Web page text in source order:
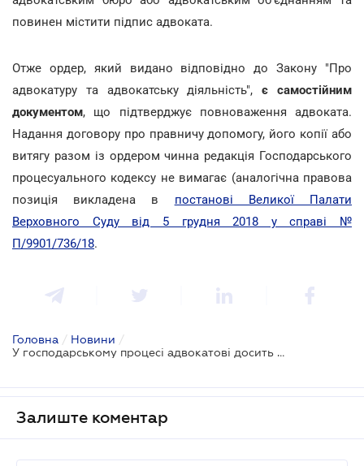
повинен містити підпис адвоката.
Отже ордер, який видано відповідно до Закону "Про
адвокатуру та адвокатську діяльність",є самостійним
документом, що підтверджує повноваження адвоката.
Надання договору про правничу допомогу, його копії або
витягу разом із ордером чинна редакція Господарського
процесуального кодексу не вимагає (аналогічна правова
позиція викладена в постанові Великої Палати
Верховного Суду від 5 грудня 2018 у справі №
П/9901/736/18.
Головна / Новини /
У господарському процесі адвокатові досить надати тільки ордер: позиція ВС
Залиште коментар